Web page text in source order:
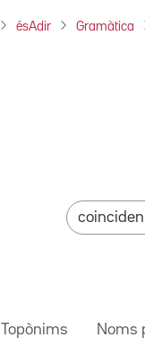
ésAdir Gramàtica
Topònims Noms